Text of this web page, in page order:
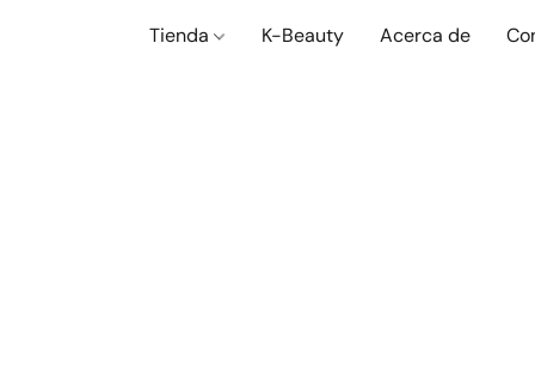
Tienda K-Beauty Acerca de